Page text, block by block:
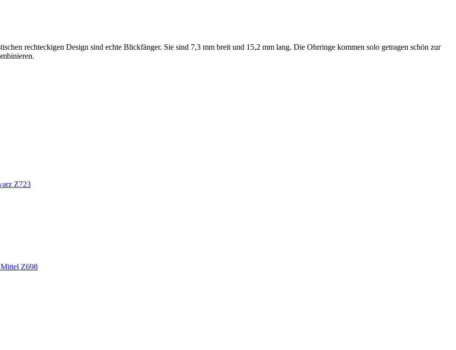
rechteckigen Design sind echte Blickfänger. Sie sind 7,3 mm breit und 15,2 mm lang. Die Ohrringe kommen solo getragen schön zur